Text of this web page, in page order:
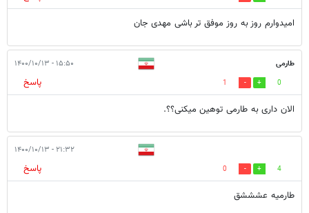
امیدوارم روز به روز موفق تر باشی مهدی جان
طارمی ۱۵:۵۰ - ۱۴۰۰/۱۰/۱۳
0
1
پاسخ
الان داری به طارمی توهین میکنی؟؟.
۲۱:۳۲ - ۱۴۰۰/۱۰/۱۳
4
0
پاسخ
طارمیه عشششق